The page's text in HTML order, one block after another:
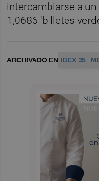
intercambiarse a
1,0686 'billetes
ARCHIVADO EN IBEX 35